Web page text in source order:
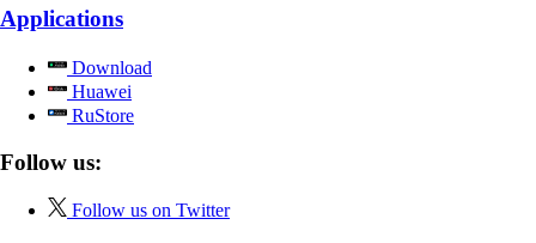
Applications
Download
Huawei
RuStore
Follow us:
Follow us on Twitter